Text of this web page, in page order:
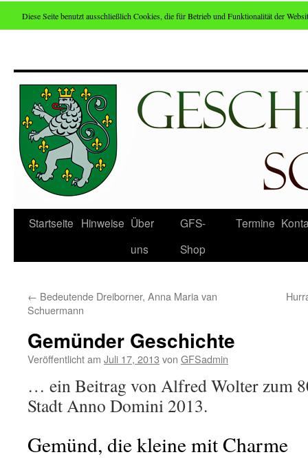
Zum
Inhalt
Startseite Hinweise Über
uns
GFS-
Shop
Termine
← Bedeutende Dreiborner, Anna Maria van
Schuermann
Gemünder Geschichte
Veröffentlicht am Juli 17, 2013 von GFSadmin
… ein Beitrag von Alfred Wolter zum
Stadt Anno Domini 2013.
Gemünd, die kleine mit Charme
Diese Seite benutzt ausschließlich Cookies, die für Betrieb und Funktionalität der